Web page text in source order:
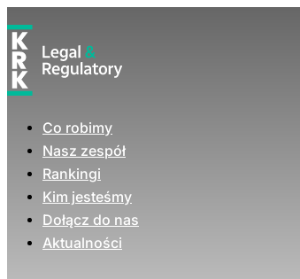
Co robimy
Nasz zespół
Rankingi
Kim jesteśmy
Dołącz do nas
Aktualności